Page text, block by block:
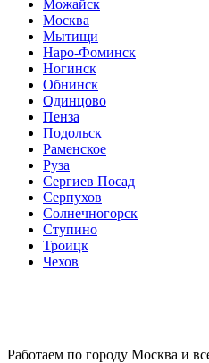
Можайск
Москва
Мытищи
Наро-Фоминск
Ногинск
Обнинск
Одинцово
Пенза
Подольск
Раменское
Руза
Сергиев Посад
Серпухов
Солнечногорск
Ступино
Троицк
Чехов
Работаем по городу Москва и